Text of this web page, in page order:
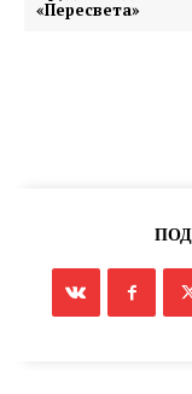
«Пересвета»